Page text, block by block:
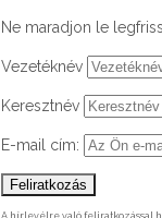
Ne maradjon le
Vezetéknév
Keresztnév
E-mail cím:
A hírlevélre való feliratkozással